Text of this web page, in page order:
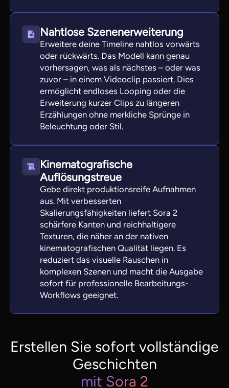
Nahtlose Szenenerweiterung
Erweitere deine Timeline nahtlos vorwärts
oder rückwärts. Das Modell kann genau
vorhersagen, was als nächstes – oder was
zuvor – in einem Videoclip passiert. Dies
ermöglicht endloses Looping oder die
Erweiterung kurzer Clips zu längeren
Erzählungen ohne merkliche Sprünge in
Beleuchtung oder Stil.
Kinematografische
Auflösungstreue
Gebe direkt produktionsreife Aufnahmen
aus. Mit verbesserten
Skalierungsfähigkeiten liefert Sora 2
schärfere Kanten und reichhaltigere
Texturen, die näher an der nativen
kinematografischen Qualität liegen. Es
reduziert das visuelle Rauschen in
komplexen Szenen und macht die Ausgabe
sofort für professionelle Bearbeitungs-
Workflows geeignet.
Erstellen Sie sofort vollständige
Geschichten
mit Sora 2